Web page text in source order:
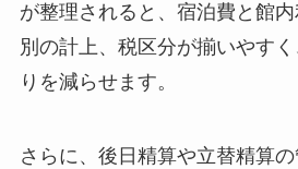
が整理されると、宿泊費と館
別の計上、税区分が揃いやす
りを減らせます。
さらに、後日精算や立替精算